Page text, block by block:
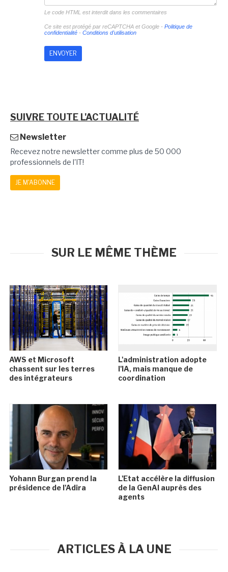
Le code HTML est interdit dans les commentaires
Ce site est protégé par reCAPTCHA et Google - Politique de
confidentialité- Conditions d'utilisation
SUIVRE TOUTE L'ACTUALITÉ
Newsletter
Recevez notre newsletter comme plus de 50 000
professionnels de l'IT!
JE M'ABONNE
SUR LE MÊME THÈME
AWS et Microsoft
chassent sur les terres
des intégrateurs
L'administration adopte
l'IA, mais manque de
coordination
Yohann Burgan prend la
présidence de l'Adira
L'Etat accélère la diffusion
de la GenAI auprès des
agents
ARTICLES À LA UNE